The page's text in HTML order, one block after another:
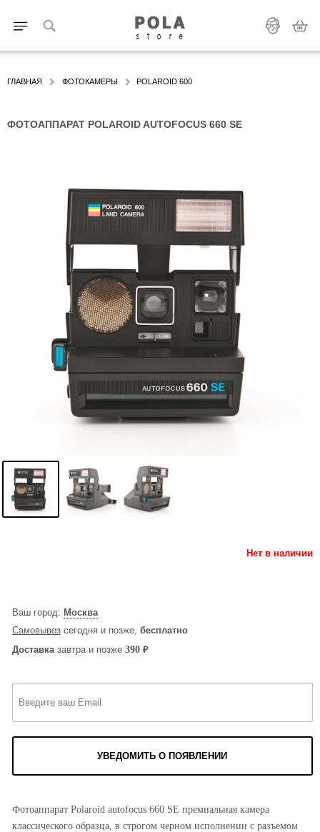
ГЛАВНАЯ ФОТОКАМЕРЫ POLAROID 600
ФОТОАППАРАТ POLAROID AUTOFOCUS 660 SE
Нет в наличии
Ваш город: Москва
Самовывозсегодня и позже, бесплатно
Доставказавтра и позже 390 ₽
УВЕДОМИТЬ О ПОЯВЛЕНИИ
Фотоаппарат Polaroid autofocus 660 SE премиальная камера
классического образца, в строгом черном исполнении с разъемом